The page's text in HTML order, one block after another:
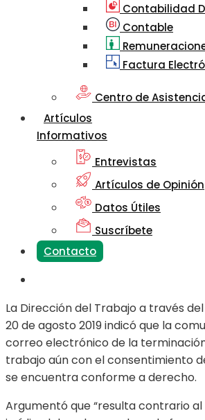
Contabilidad
Contable
Factura
Centro de
Artículos
Informativos
Entrevistas
Artículos de Opinión
Datos Útiles
Suscríbete
Contacto
La Dirección del Trabajo a través
20 de agosto 2019 indicó que la
correo electrónico de la
trabajo aún con el consentimiento
se encuentra conforme a derecho.
Argumentó que “resulta contrario